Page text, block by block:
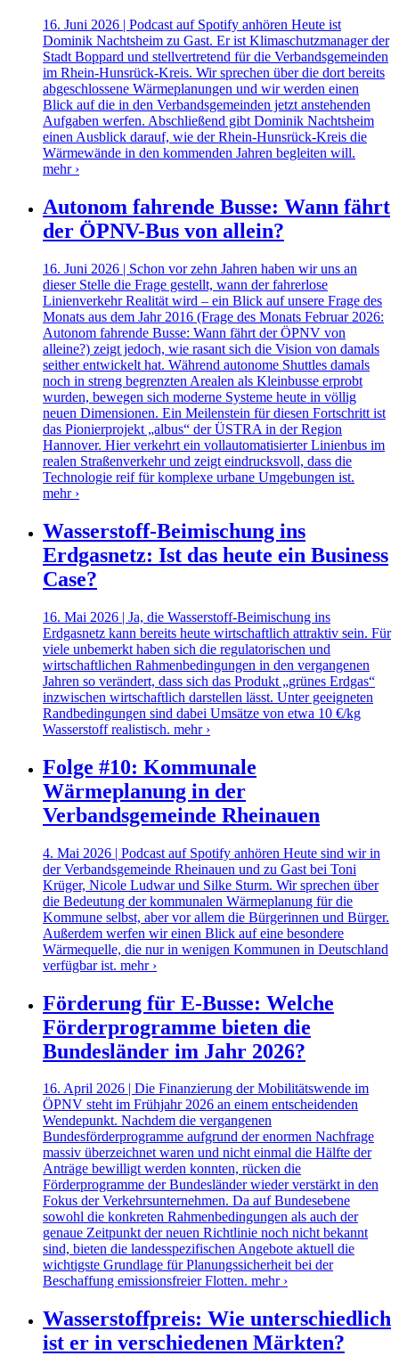
16. Juni 2026 | Podcast auf Spotify anhören Heute ist
Dominik Nachtsheim zu Gast. Er ist Klimaschutzmanager der
Stadt Boppard und stellvertretend für die Verbandsgemeinden
im Rhein-Hunsrück-Kreis. Wir sprechen über die dort bereits
abgeschlossene Wärmeplanungen und wir werden einen
Blick auf die in den Verbandsgemeinden jetzt anstehenden
Aufgaben werfen. Abschließend gibt Dominik Nachtsheim
einen Ausblick darauf, wie der Rhein-Hunsrück-Kreis die
Wärmewände in den kommenden Jahren begleiten will.
mehr ›
Autonom fahrende Busse: Wann fährt
der ÖPNV-Bus von allein?
16. Juni 2026 | Schon vor zehn Jahren haben wir uns an
dieser Stelle die Frage gestellt, wann der fahrerlose
Linienverkehr Realität wird – ein Blick auf unsere Frage des
Monats aus dem Jahr 2016 (Frage des Monats Februar 2026:
Autonom fahrende Busse: Wann fährt der ÖPNV von
alleine?) zeigt jedoch, wie rasant sich die Vision von damals
seither entwickelt hat. Während autonome Shuttles damals
noch in streng begrenzten Arealen als Kleinbusse erprobt
wurden, bewegen sich moderne Systeme heute in völlig
neuen Dimensionen. Ein Meilenstein für diesen Fortschritt ist
das Pionierprojekt „albus“ der ÜSTRA in der Region
Hannover. Hier verkehrt ein vollautomatisierter Linienbus im
realen Straßenverkehr und zeigt eindrucksvoll, dass die
Technologie reif für komplexe urbane Umgebungen ist.
mehr ›
Wasserstoff-Beimischung ins
Erdgasnetz: Ist das heute ein Business
Case?
16. Mai 2026 | Ja, die Wasserstoff-Beimischung ins
Erdgasnetz kann bereits heute wirtschaftlich attraktiv sein. Für
viele unbemerkt haben sich die regulatorischen und
wirtschaftlichen Rahmenbedingungen in den vergangenen
Jahren so verändert, dass sich das Produkt „grünes Erdgas“
inzwischen wirtschaftlich darstellen lässt. Unter geeigneten
Randbedingungen sind dabei Umsätze von etwa 10 €/kg
Wasserstoff realistisch. mehr ›
Folge #10: Kommunale
Wärmeplanung in der
Verbandsgemeinde Rheinauen
4. Mai 2026 | Podcast auf Spotify anhören Heute sind wir in
der Verbandsgemeinde Rheinauen und zu Gast bei Toni
Krüger, Nicole Ludwar und Silke Sturm. Wir sprechen über
die Bedeutung der kommunalen Wärmeplanung für die
Kommune selbst, aber vor allem die Bürgerinnen und Bürger.
Außerdem werfen wir einen Blick auf eine besondere
Wärmequelle, die nur in wenigen Kommunen in Deutschland
verfügbar ist. mehr ›
Förderung für E-Busse: Welche
Förderprogramme bieten die
Bundesländer im Jahr 2026?
16. April 2026 | Die Finanzierung der Mobilitätswende im
ÖPNV steht im Frühjahr 2026 an einem entscheidenden
Wendepunkt. Nachdem die vergangenen
Bundesförderprogramme aufgrund der enormen Nachfrage
massiv überzeichnet waren und nicht einmal die Hälfte der
Anträge bewilligt werden konnten, rücken die
Förderprogramme der Bundesländer wieder verstärkt in den
Fokus der Verkehrsunternehmen. Da auf Bundesebene
sowohl die konkreten Rahmenbedingungen als auch der
genaue Zeitpunkt der neuen Richtlinie noch nicht bekannt
sind, bieten die landesspezifischen Angebote aktuell die
wichtigste Grundlage für Planungssicherheit bei der
Beschaffung emissionsfreier Flotten. mehr ›
Wasserstoffpreis: Wie unterschiedlich
ist er in verschiedenen Märkten?